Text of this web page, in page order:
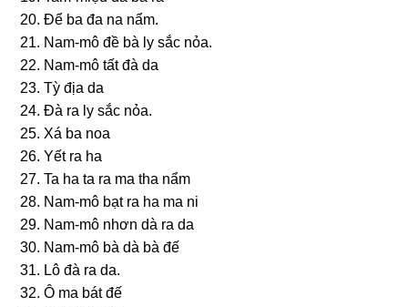
20. Ðể ba đa na nẩm.
21. Nam-mô đề bà ly ѕắc nỏa.
22. Nam-mô tất đà da
23. Tỳ địa da
24. Ðà ra ly ѕắc nỏa.
25. Xá ba noa
26. Yết ra ha
27. Ta ha ta ra ma tha nẩm
28. Nam-mô bạt ra ha ma ni
29. Nam-mô nhơn dà ra da
30. Nam-mô bà dà bà đế
31. Lô đà ra da.
32. Ô ma bát đế